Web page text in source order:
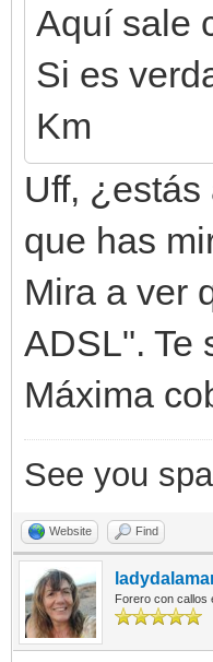
Aquí sale
Si es
Km
Uff,
que has
Mira a ver
ADSL". Te
Máxima
See you
Website Find
Forero con callos